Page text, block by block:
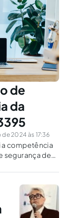
de
da
2024 às 17:36
a competência
segurança de